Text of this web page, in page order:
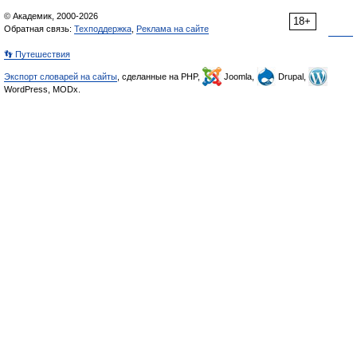
18+
© Академик, 2000-2026
Обратная связь: Техподдержка Реклама на сайте
👣 Путешествия
Экспорт словарей на сайты , сделанные на PHP, Joomla,
Drupal,
WordPress, MODx.